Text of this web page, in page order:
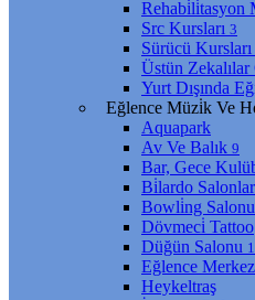
Rehabi̇li̇tasyon
Src Kursları 3
Sürücü Kursları
Üstün
Yurt Dışında
Eğlence Müzi̇k Ve
Aquapark
Av Ve Balık 9
Bar, Gece
Bi̇lardo
Bowli̇ng Salonu
Dövmeci̇ Tattoo
Düğün Salonu
Eğlence
Heykeltraş